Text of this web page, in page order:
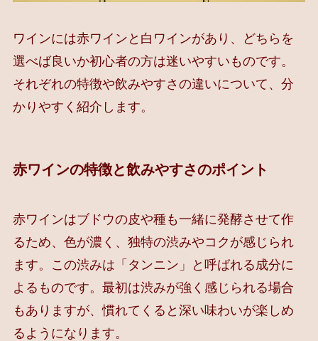
ワインには赤ワインと白ワインがあり、どちらを
選べば良いか初心者の方は迷いやすいものです。
それぞれの特徴や飲みやすさの違いについて、分
かりやすく紹介します。
赤ワインの特徴と飲みやすさのポイント
赤ワインはブドウの皮や種も一緒に発酵させて作
るため、色が濃く、独特の渋みやコクが感じられ
ます。この渋みは「タンニン」と呼ばれる成分に
よるものです。最初は渋みが強く感じられる場合
もありますが、慣れてくると深い味わいが楽しめ
るようになります。